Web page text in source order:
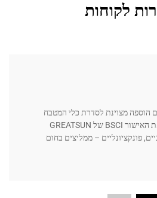
לקוחות
הוספה מצוינת לסדרת כלי המטבח
שלנו. הלקוחות משבחים את האישור BSCI של GREATSUN
פונקציונליים – ממליצים בחום